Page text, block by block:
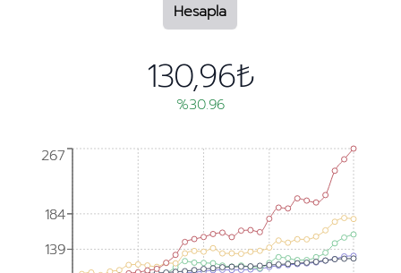
Hesapla
130,96₺
%30.96
139
184
267
139
184
267